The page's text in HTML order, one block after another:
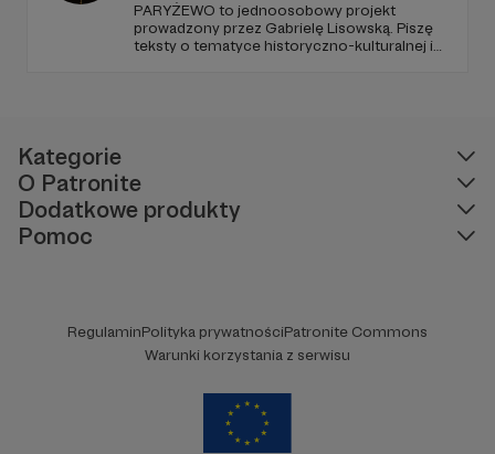
PARYŻEWO to jednoosobowy projekt
prowadzony przez Gabrielę Lisowską. Piszę
teksty o tematyce historyczno-kulturalnej i
Kategorie
O Patronite
Dodatkowe produkty
Pomoc
RegulaminPolityka prywatnościPatronite Commons
Warunki korzystania z serwisu